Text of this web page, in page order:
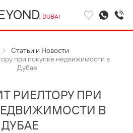
DUBAI
Статьи и Новости
при покупке недвижимости в
Дубае
РИЕЛТОРУ ПРИ
В
ДУБАЕ